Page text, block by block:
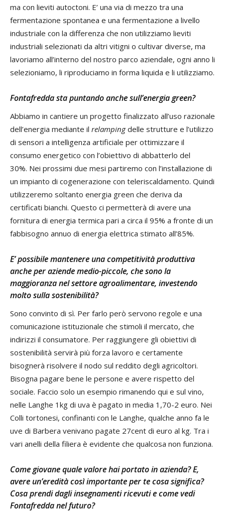
ma con lieviti autoctoni. E’ una via di mezzo tra una
fermentazione spontanea e una fermentazione a livello
industriale con la differenza che non utilizziamo lieviti
industriali selezionati da altri vitigni o cultivar diverse, ma
lavoriamo all’interno del nostro parco aziendale, ogni anno li
selezioniamo, li riproduciamo in forma liquida e li utilizziamo.
Fontafredda sta puntando anche sull’energia green?
Abbiamo in cantiere un progetto finalizzato all’uso razionale
dell’energia mediante il relampingdelle strutture e l’utilizzo
di sensori a intelligenza artificiale per ottimizzare il
consumo energetico con l’obiettivo di abbatterlo del
30%. Nei prossimi due mesi partiremo con l’installazione di
un impianto di cogenerazione con teleriscaldamento. Quindi
utilizzeremo soltanto energia green che deriva da
certificati bianchi. Questo ci permetterà di avere una
fornitura di energia termica pari a circa il 95% a fronte di un
fabbisogno annuo di energia elettrica stimato all’85%.
E’ possibile mantenere una competitività produttiva
anche per aziende medio-piccole, che sono la
maggioranza nel settore agroalimentare, investendo
molto sulla sostenibilità?
Sono convinto di sì. Per farlo però servono regole e una
comunicazione istituzionale che stimoli il mercato, che
indirizzi il consumatore. Per raggiungere gli obiettivi di
sostenibilità servirà più forza lavoro e certamente
bisognerà risolvere il nodo sul reddito degli agricoltori.
Bisogna pagare bene le persone e avere rispetto del
sociale. Faccio solo un esempio rimanendo qui e sul vino,
nelle Langhe 1kg di uva è pagato in media 1,70-2 euro. Nei
Colli tortonesi, confinanti con le Langhe, qualche anno fa le
uve di Barbera venivano pagate 27cent di euro al kg. Tra i
vari anelli della filiera è evidente che qualcosa non funziona.
Come giovane quale valore hai portato in azienda? E,
avere un’eredità così importante per te cosa significa?
Cosa prendi dagli insegnamenti ricevuti e come vedi
Fontafredda nel futuro?